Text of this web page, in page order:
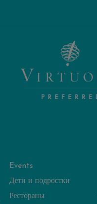
Events
Дети и подростки
Рестораны